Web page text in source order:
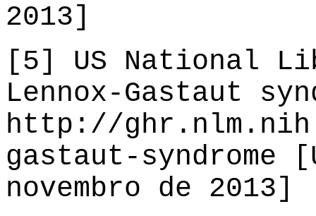
2013]
[5] US National
Lennox-Gastaut
http://
gastaut-syndrome
novembro de 2013]